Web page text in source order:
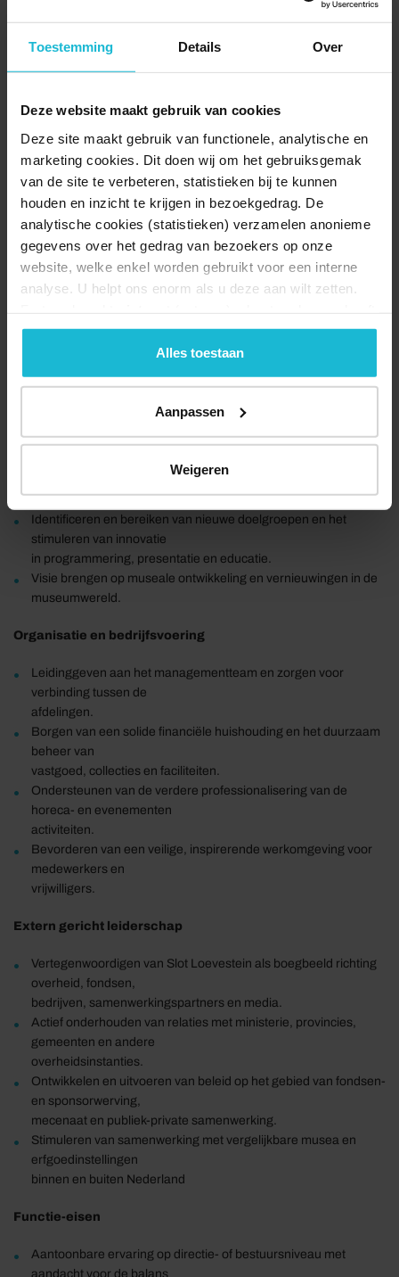
Toestemming Details Over
Deze website maakt gebruik van cookies
Deze site maakt gebruik van functionele, analytische en
marketing cookies. Dit doen wij om het gebruiksgemak
van de site te verbeteren, statistieken bij te kunnen
houden en inzicht te krijgen in bezoekgedrag. De
analytische cookies (statistieken) verzamelen anonieme
gegevens over het gedrag van bezoekers op onze
website, welke enkel worden gebruikt voor een interne
analyse. U helpt ons enorm als u deze aan wilt zetten.
geen commerciële doelstelling. U kunt deze cookies via
de knoppen accepteren, beheren of weigeren.
Alles toestaan
Aanpassen
Weigeren
museum uit: het erfgoed van Loevestein behouden en ‘beleefbaar’
maken om bij te dragen
met elkaar en de wereld
omgaan. De juiste persoon kan op basis van actuele kennis van de
bestaande missie van het museum uitdragen en vernieuwen. De
functie combineert
strategisch leiderschap met ondernemerschap. De Directeur-
Bestuurder ontwikkelt en
implementeert beleid gericht op verdere groei, kwaliteit en
duurzaamheid van de
organisatie.
Taken en verantwoordelijkheden
Loevestein, waarbij de continuïteit een randvoorwaarde is.
van het museum.
Identificeren en bereiken van nieuwe doelgroepen en het
stimuleren van innovatie
in programmering, presentatie en educatie.
Visie brengen op museale ontwikkeling en vernieuwingen in de
museumwereld.
Organisatie en bedrijfsvoering
Leidinggeven aan het managementteam en zorgen voor
verbinding tussen de
afdelingen.
Borgen van een solide financiële huishouding en het duurzaam
beheer van
vastgoed, collecties en faciliteiten.
Ondersteunen van de verdere professionalisering van de
horeca- en evenementen
activiteiten.
Bevorderen van een veilige, inspirerende werkomgeving voor
medewerkers en
vrijwilligers.
Extern gericht leiderschap
Vertegenwoordigen van Slot Loevestein als boegbeeld richting
overheid, fondsen,
bedrijven, samenwerkingspartners en media.
Actief onderhouden van relaties met ministerie, provincies,
gemeenten en andere
overheidsinstanties.
Ontwikkelen en uitvoeren van beleid op het gebied van fondsen-
en sponsorwerving,
mecenaat en publiek-private samenwerking.
Stimuleren van samenwerking met vergelijkbare musea en
erfgoedinstellingen
binnen en buiten Nederland
Functie-eisen
Aantoonbare ervaring op directie- of bestuursniveau met
aandacht voor de balans